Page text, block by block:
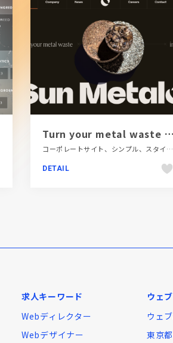
Turn your metal waste into revenue – Sun Metalon
コーポレートサイト、シンプル、スタイリッシュ、テクノロジー・サイエンス、フラットデザイン、ブラック系
DETAIL
求人キーワード
Webディレクター
Webデザイナー
ウェ
ウェ
東京